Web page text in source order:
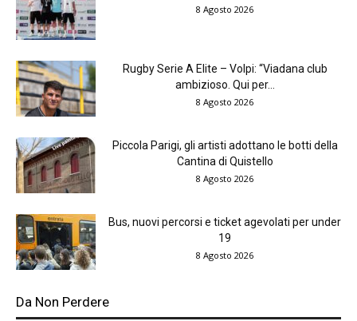
8 Agosto 2026
Rugby Serie A Elite – Volpi: “Viadana club
ambizioso. Qui per...
8 Agosto 2026
Piccola Parigi, gli artisti adottano le botti della
Cantina di Quistello
8 Agosto 2026
Bus, nuovi percorsi e ticket agevolati per under
19
8 Agosto 2026
Da Non Perdere